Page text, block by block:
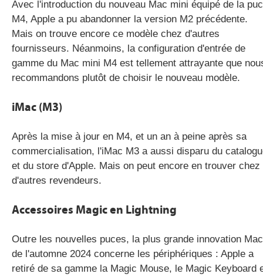
Avec l'introduction du nouveau Mac mini équipé de la
M4, Apple a pu abandonner la version M2 précédente.
Mais on trouve encore ce modèle chez d'autres
fournisseurs. Néanmoins, la configuration d'entrée de
gamme du Mac mini M4 est tellement attrayante que
recommandons plutôt de choisir le nouveau modèle.
iMac (M3)
Après la mise à jour en M4, et un an à peine après sa
commercialisation, l'iMac M3 a aussi disparu du
et du store d'Apple. Mais on peut encore en trouver chez
d'autres revendeurs.
Accessoires Magic en Lightning
Outre les nouvelles puces, la plus grande innovation Mac
de l'automne 2024 concerne les périphériques : Apple a
retiré de sa gamme la Magic Mouse, le Magic Keyboard